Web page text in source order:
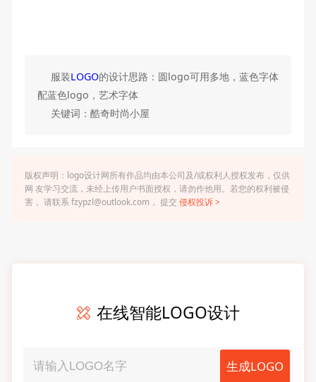
服装LOGO的设计思路：圆logo可用多地，蓝色字体
配蓝色logo，艺术字体
关键词：酷奇时尚小屋
版权声明：logo设计网所有作品均由本公司及/或权利人授权发布，仅供
网 友学习交流，未经上传用户书面授权，请勿作他用。若您的权利被侵
害， 请联系 fzypzl@outlook.com， 提交 侵权投诉 >
在线智能LOGO设计
生成LOGO